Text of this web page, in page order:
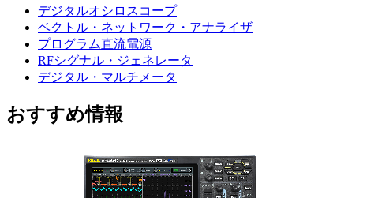
デジタルオシロスコープ
ベクトル・ネットワーク・アナライザ
プログラム直流電源
RFシグナル・ジェネレータ
デジタル・マルチメータ
おすすめ情報